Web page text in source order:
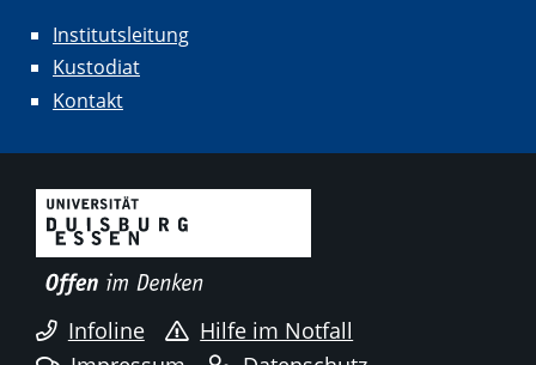
Institutsleitung
Kustodiat
Kontakt
Infoline
Hilfe im Notfall